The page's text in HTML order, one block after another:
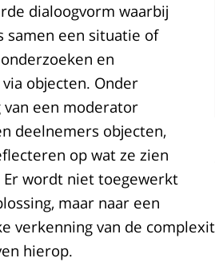
dialoogvorm waarbij
samen een situatie of
en
objecten. Onder
van een moderator
deelnemers objecten,
op wat ze zien
Er wordt niet toegewerkt
maar naar een
verkenning van de
hierop.